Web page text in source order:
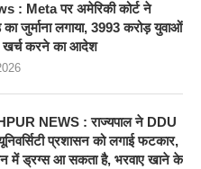
: Meta पर अमेरिकी कोर्ट ने
जुर्माना लगाया, 3993 करोड़ युवाओं
खर्च करने का आदेश
NEWS : राज्यपाल ने DDU
प्रशासन को लगाई फटकार,
में ड्रग्स आ सकता है, भरवाए खाने के